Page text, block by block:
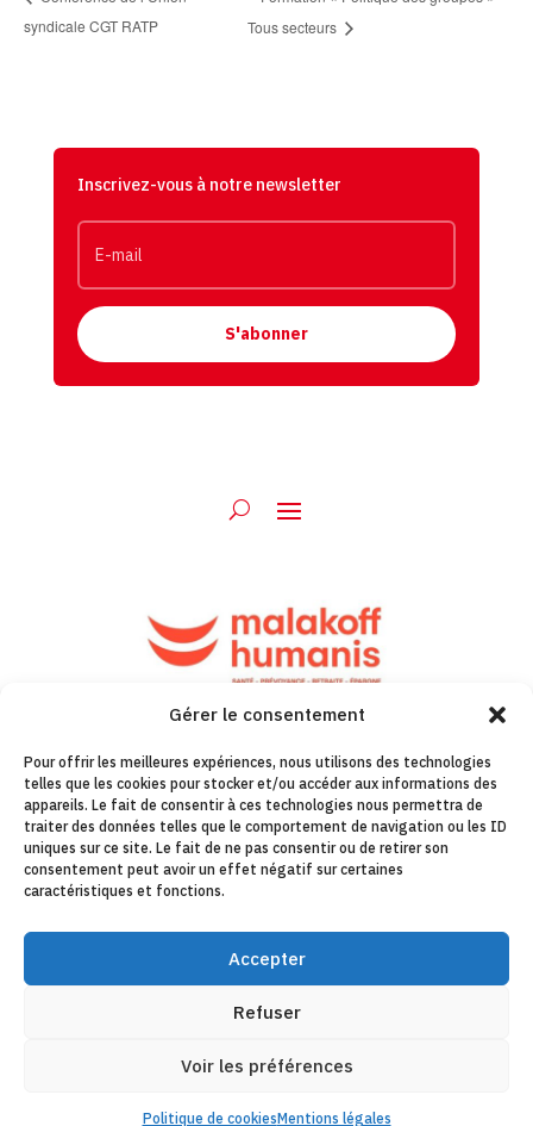
Gérer le consentement
Pour offrir les meilleures expériences, nous utilisons des technologies
telles que les cookies pour stocker et/ou accéder aux informations des
appareils. Le fait de consentir à ces technologies nous permettra de
traiter des données telles que le comportement de navigation ou les ID
uniques sur ce site. Le fait de ne pas consentir ou de retirer son
consentement peut avoir un effet négatif sur certaines
caractéristiques et fonctions.
Accepter
Refuser
Voir les préférences
Politique de cookiesMentions légales
syndicale CGT RATP
Tous secteurs
Inscrivez-vous à notre newsletter
S'abonner